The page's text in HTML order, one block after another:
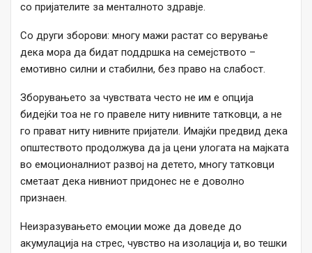
со пријателите за менталното здравје.
Со други зборови: многу мажи растат со верување
дека мора да бидат поддршка на семејството –
емотивно силни и стабилни, без право на слабост.
Зборувањето за чувствата често не им е опција
бидејќи тоа не го правеле ниту нивните татковци, а не
го прават ниту нивните пријатели. Имајќи предвид дека
општеството продолжува да ја цени улогата на мајката
во емоционалниот развој на детето, многу татковци
сметаат дека нивниот придонес не е доволно
признаен.
Неизразувањето емоции може да доведе до
акумулација на стрес, чувство на изолација и, во тешки